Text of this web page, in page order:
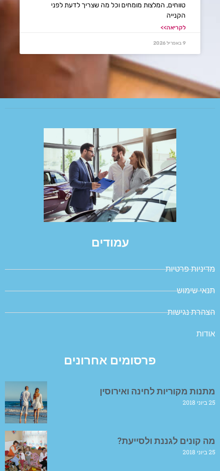
טווחים, המלצות מומחים וכל מה שצריך לדעת לפני
הקנייה
לקריאה>>
9 באפריל 2026
עמודים
מדיניות פרטיות
תנאי שימוש
הצהרת נגישות
אודות
פרסומים אחרונים
מתנות מקוריות לחינה ואירוסין
25 ביוני 2018
מה קונים לגננת ולסייעת?
25 ביוני 2018